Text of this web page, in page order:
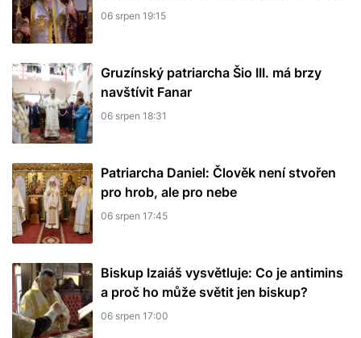
06 srpen 19:15
Gruzínský patriarcha Šio III. má brzy
navštívit Fanar
06 srpen 18:31
Patriarcha Daniel: Člověk není stvořen
pro hrob, ale pro nebe
06 srpen 17:45
Biskup Izaiáš vysvětluje: Co je antimins
a proč ho může světit jen biskup?
06 srpen 17:00